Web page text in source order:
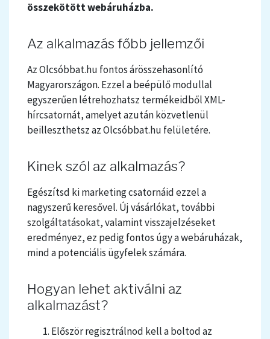
összekötött webáruházba.
Az alkalmazás főbb jellemzői
Az Olcsóbbat.hu fontos árösszehasonlító
Magyarországon. Ezzel a beépülő modullal
egyszerűen létrehozhatsz termékeidből XML-
hírcsatornát, amelyet azután közvetlenül
beilleszthetsz az Olcsóbbat.hu felületére.
Kinek szól az alkalmazás?
Egészítsd ki marketing csatornáid ezzel a
nagyszerű keresővel. Új vásárlókat, további
szolgáltatásokat, valamint visszajelzéseket
eredményez, ez pedig fontos úgy a webáruházak,
mind a potenciális ügyfelek számára.
Hogyan lehet aktiválni az
alkalmazást?
Először regisztrálnod kell a boltod az